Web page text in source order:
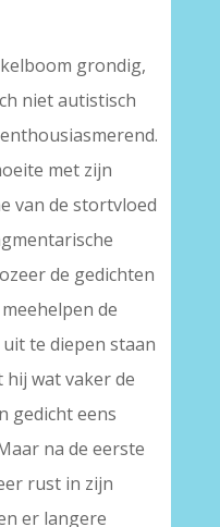
grondig,
niet autistisch
met zijn
van de stortvloed
de gedichten
de
te diepen staan
hij wat vaker de
gedicht eens
na de eerste
rust in zijn
er langere